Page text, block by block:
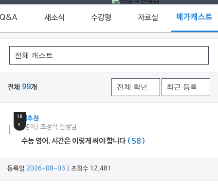
새소식 수강평 자료실 메가캐스트
전체 99개
18
초
쌤추천
[영어] 조정식 선생님
수능 영어, 시간은 이렇게 써야 합니다 ( 58 )
등록일 2026-08-03 | 조회수 12,481